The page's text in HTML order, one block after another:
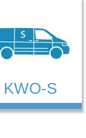
KWO-S